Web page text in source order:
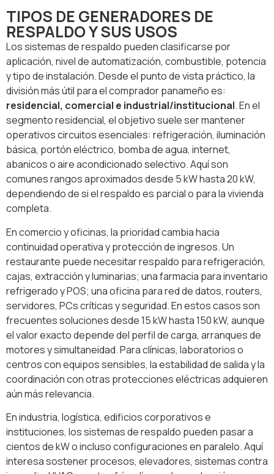
TIPOS DE GENERADORES DE
RESPALDO Y SUS USOS
Los sistemas de respaldo pueden clasificarse por
aplicación, nivel de automatización, combustible, potencia
y tipo de instalación. Desde el punto de vista práctico, la
división más útil para el comprador panameño es:
residencial, comercial e industrial/institucional. En el
segmento residencial, el objetivo suele ser mantener
operativos circuitos esenciales: refrigeración, iluminación
básica, portón eléctrico, bomba de agua, internet,
abanicos o aire acondicionado selectivo. Aquí son
comunes rangos aproximados desde 5 kW hasta 20 kW,
dependiendo de si el respaldo es parcial o para la vivienda
completa.
En comercio y oficinas, la prioridad cambia hacia
continuidad operativa y protección de ingresos. Un
restaurante puede necesitar respaldo para refrigeración,
cajas, extracción y luminarias; una farmacia para inventario
refrigerado y POS; una oficina para red de datos, routers,
servidores, PCs críticas y seguridad. En estos casos son
frecuentes soluciones desde 15 kW hasta 150 kW, aunque
el valor exacto depende del perfil de carga, arranques de
motores y simultaneidad. Para clínicas, laboratorios o
centros con equipos sensibles, la estabilidad de salida y la
coordinación con otras protecciones eléctricas adquieren
aún más relevancia.
En industria, logística, edificios corporativos e
instituciones, los sistemas de respaldo pueden pasar a
cientos de kW o incluso configuraciones en paralelo. Aquí
interesa sostener procesos, elevadores, sistemas contra